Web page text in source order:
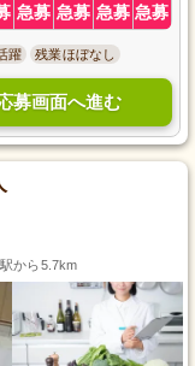
急募 急募 急募 急募
躍 残業ほぼなし
募画面へ進む
から5.7km